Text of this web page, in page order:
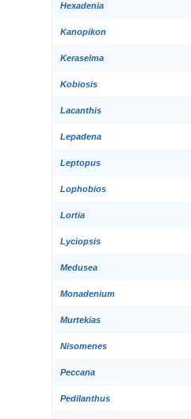
Hexadenia
Kanopikon
Keraselma
Kobiosis
Lacanthis
Lepadena
Leptopus
Lophobios
Lortia
Lyciopsis
Medusea
Monadenium
Murtekias
Nisomenes
Peccana
Pedilanthus